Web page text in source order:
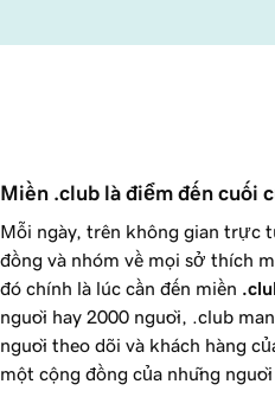
Miền .club là điểm đến cuối
Mỗi ngày, trên không gian trực
đồng và nhóm về mọi sở thích
đó chính là lúc cần đến miền
người hay 2000 người, .club
người theo dõi và khách hàng
một cộng đồng của những